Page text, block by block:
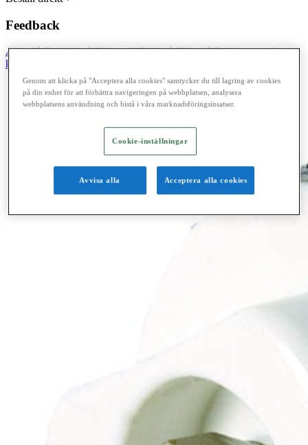
Feedback
Ahlsell Produkter Värme & Sanitet Värme
Radiatorer och
konvektorer
Genom att klicka på "Acceptera alla cookies" samtycker du till lagring av cookies
på din enhet för att förbättra navigeringen på webbplatsen, analysera
webbplatsens användning och bistå i våra marknadsföringsinsatser.
Cookie-inställningar
Avvisa alla Acceptera alla cookies